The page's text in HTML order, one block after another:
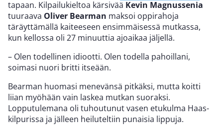
tapaan. Kilpailukieltoa kärsivää Kevin Magnussenia
tuuraava Oliver Bearman maksoi oppirahoja
täräyttämällä kaiteeseen ensimmäisessä mutkassa,
kun kellossa oli 27 minuuttia ajoaikaa jäljellä.
– Olen todellinen idiootti. Olen todella pahoillani,
soimasi nuori britti itseään.
Bearman huomasi menevänsä pitkäksi, mutta koitti
liian myöhään vain laskea mutkan suoraksi.
Lopputulemana oli tuhoutunut vasen etukulma Haas-
kilpurissa ja jälleen heiluteltiin punaisia lippuja.